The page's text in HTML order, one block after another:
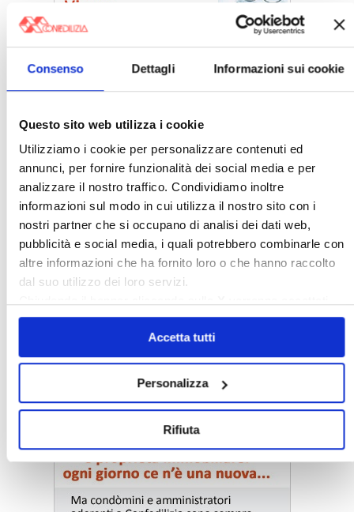
Consenso Dettagli Informazioni sui cookie
Questo sito web utilizza i cookie
Utilizziamo i cookie per personalizzare contenuti ed
annunci, per fornire funzionalità dei social media e per
analizzare il nostro traffico. Condividiamo inoltre
informazioni sul modo in cui utilizza il nostro sito con i
nostri partner che si occupano di analisi dei dati web,
pubblicità e social media, i quali potrebbero combinarle con
altre informazioni che ha fornito loro o che hanno raccolto
dal suo utilizzo dei loro servizi.
solo i cookie necessari.
Accetta tutti
Personalizza
Rifiuta
〉 Notizie e Banche dati